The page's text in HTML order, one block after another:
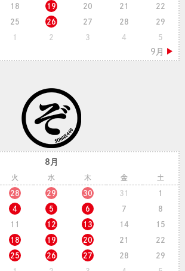
18 19 20 21 22
25 26 27 28 29
1 2 3 4 5
8月
火 水 木 金 土
28 29 30 31 1
4 5 6 7 8
11 12 13 14 15
18 19 20 21 22
25 26 27 28 29